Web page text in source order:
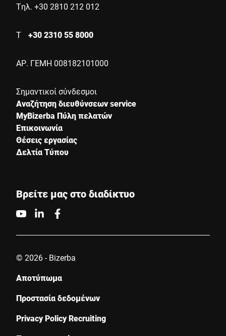
Τηλ. +30 2810 212 012
Τ +30 2310 55 8000
ΑΡ. ΓΕΜΗ 008182101000
Σημαντικοί σύνδεσμοι
Αναζήτηση διευθύνσεων service
MyBizerba Πύλη πελατών
Επικοινωνία
Θέσεις εργασίας
Δελτία Τύπου
Βρείτε μας στο διαδίκτυο
© 2026 - Bizerba
Αποτύπωμα
Προστασία δεδομένων
Privacy Policy Recruiting